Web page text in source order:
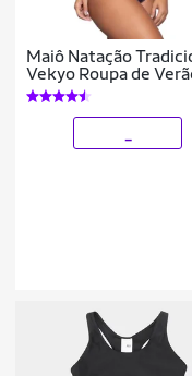
Maiô Natação
Vekyo Roupa de
Básico Moda Praia